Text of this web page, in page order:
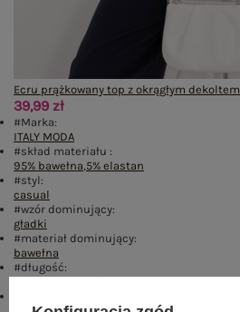
Ecru prążkowany top z okrągłym dekoltem
39,99 zł
#Marka:
ITALY MODA
#skład materiału :
95% bawełna,5% elastan
#styl:
casual
#wzór dominujący:
gładki
#materiał dominujący:
bawełna
#długość:
krótka